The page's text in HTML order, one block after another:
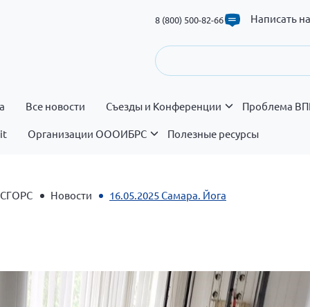
8 (800) 500-82-66 Написать
Все новости Съезды и Конференции Проблема
Организации ОООИБРС Полезные ресурсы
СГОРС Новости 16.05.2025 Самара. Йога